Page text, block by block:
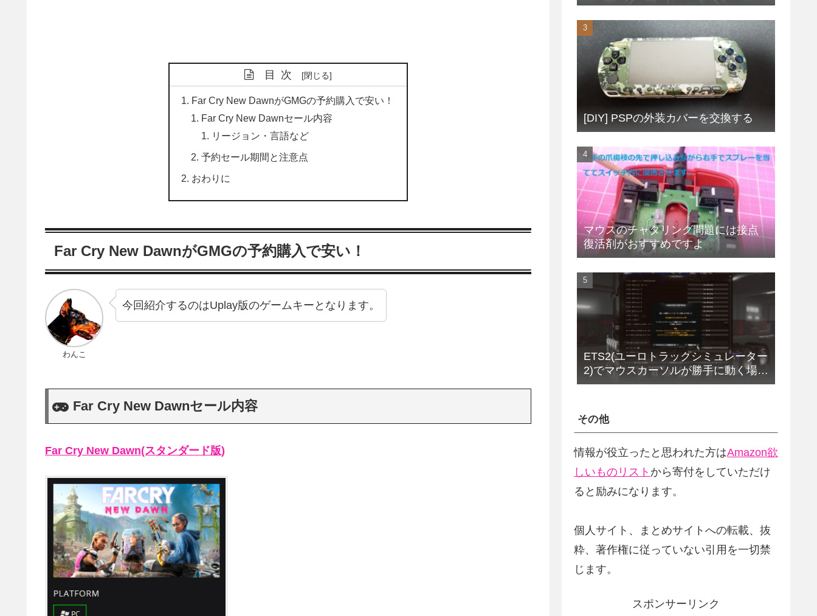
目次
Far Cry New DawnがGMGの予約購入で安い！
Far Cry New Dawnセール内容
リージョン・言語など
予約セール期間と注意点
おわりに
Far Cry New DawnがGMGの予約購入で安い！
わんこ
今回紹介するのはUplay版のゲームキーとなります。
Far Cry New Dawnセール内容
Far Cry New Dawn(スタンダード版)
[DIY] PSPの外装カバーを交換する
マウスのチャタリング問題には接点
復活剤がおすすめですよ
ETS2(ユーロトラックシミュレーター
2)でマウスカーソルが勝手に動く場合
の解決法(改定版)
その他
情報が役立ったと思われた方はAmazon欲
しいものリスト から寄付をしていただけ
ると励みになります。
個人サイト、まとめサイトへの転載、抜
粋、著作権に従っていない引用を一切禁
じます。
スポンサーリンク